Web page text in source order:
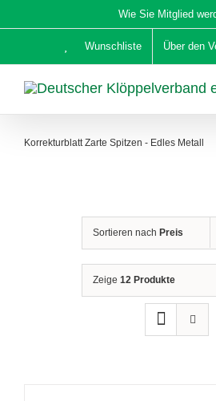
Inhalt
Wie Sie Mitglied
Wunschliste Über den
Korrekturblatt Zarte Spitzen - Edles Metall
Sortieren nach Preis
Zeige 12 Produkte